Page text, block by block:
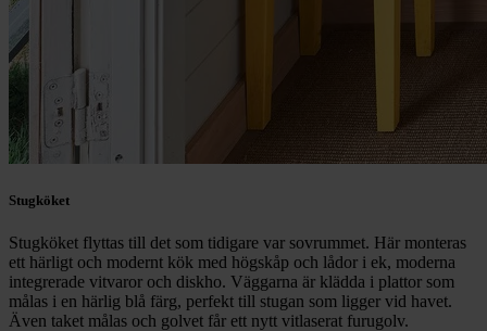
Stugköket
Stugköket flyttas till det som tidigare var sovrummet. Här monteras
ett härligt och modernt kök med högskåp och lådor i ek, moderna
integrerade vitvaror och diskho. Väggarna är klädda i plattor som
målas i en härlig blå färg, perfekt till stugan som ligger vid havet.
Även taket målas och golvet får ett nytt vitlaserat furugolv.